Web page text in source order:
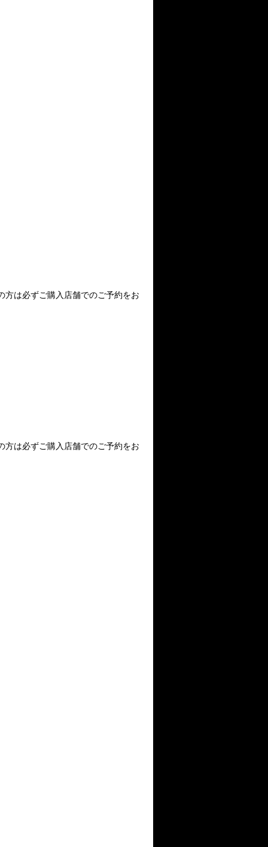
は必ずご購入店舗でのご予約をお
は必ずご購入店舗でのご予約をお